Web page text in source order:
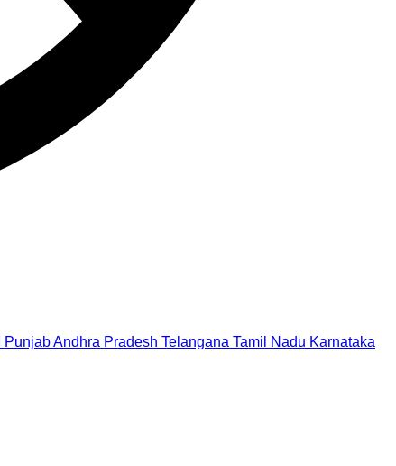
PunjabAndhra Pradesh Telangana Tamil Nadu Karnataka